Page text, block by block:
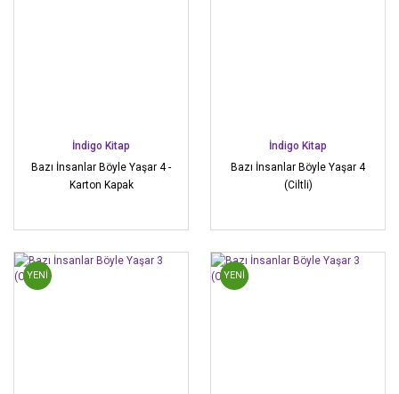
İndigo Kitap
Bazı İnsanlar Böyle Yaşar 4 -
Karton Kapak
İndigo Kitap
Bazı İnsanlar Böyle Yaşar 4
(Ciltli)
YENİ YENİ